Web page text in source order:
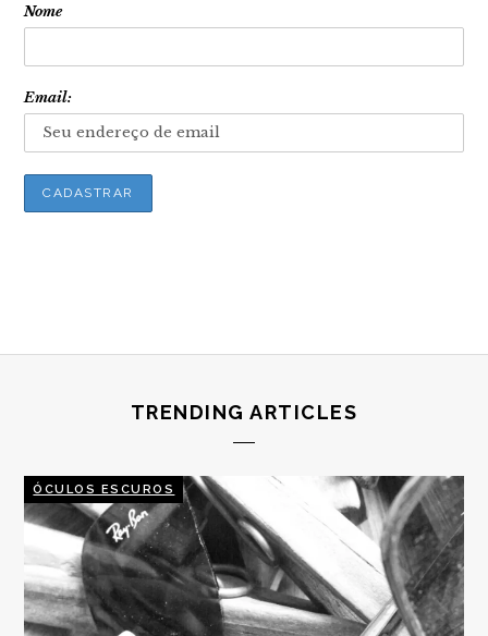
Nome
Email:
TRENDING ARTICLES
ÓCULOS ESCUROS